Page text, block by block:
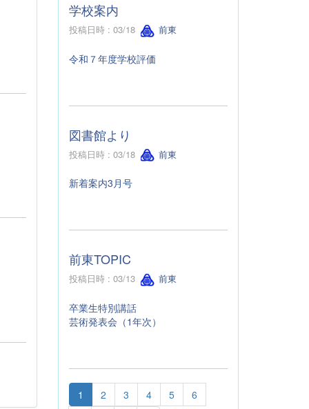
学校案内
投稿日時 : 03/18 前東
令和７年度学校評価
図書館より
投稿日時 : 03/18 前東
新着案内3月号
前東TOPIC
投稿日時 : 03/13 前東
卒業生特別講話
芸術発表会（1年次）
1 2 3 4 5
6